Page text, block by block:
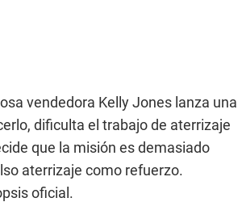
vendedora Kelly Jones lanza una
dificulta el trabajo de aterrizaje
que la misión es demasiado
aterrizaje como refuerzo.
oficial.